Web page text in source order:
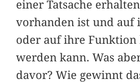
einer Tatsache
vorhanden ist und auf
oder auf ihre Funktion
werden kann. Was
davor? Wie gewinnt